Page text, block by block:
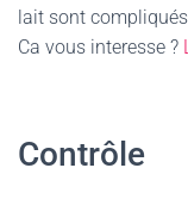
lait sont compliqués
Ca vous interesse ?
Contrôle